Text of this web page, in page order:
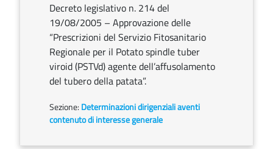
Decreto legislativo n. 214 del
19/08/2005 – Approvazione delle
“Prescrizioni del Servizio Fitosanitario
Regionale per il Potato spindle tuber
viroid (PSTVd) agente dell’affusolamento
del tubero della patata”.
Sezione: Determinazioni dirigenziali aventi
contenuto di interesse generale